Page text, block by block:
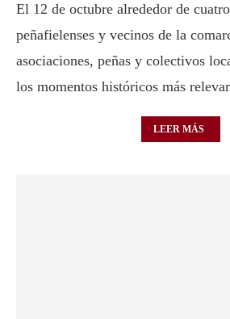
El 12 de octubre alrededor de
peñafielenses y vecinos de la
asociaciones, peñas y colectivos
los momentos históricos más
LEER MÁS